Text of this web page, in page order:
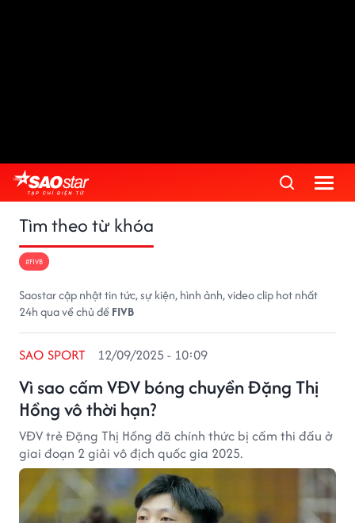
Tìm theo từ khóa
#FIVB
Saostar cập nhật tin tức, sự kiện, hình ảnh, video clip hot nhất
24h qua về chủ đềFIVB
Vì sao cấm VĐV bóng chuyền Đặng Thị
Hồng vô thời hạn?
SAO SPORT 12/09/2025 - 10:09
VĐV trẻ Đặng Thị Hồng đã chính thức bị cấm thi đấu ở
giai đoạn 2 giải vô địch quốc gia 2025.